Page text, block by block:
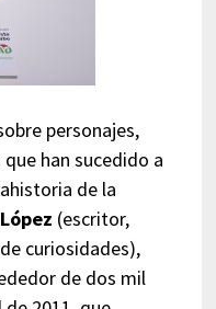
personajes,
han sucedido a
de la
(escritor,
curiosidades),
de dos mil